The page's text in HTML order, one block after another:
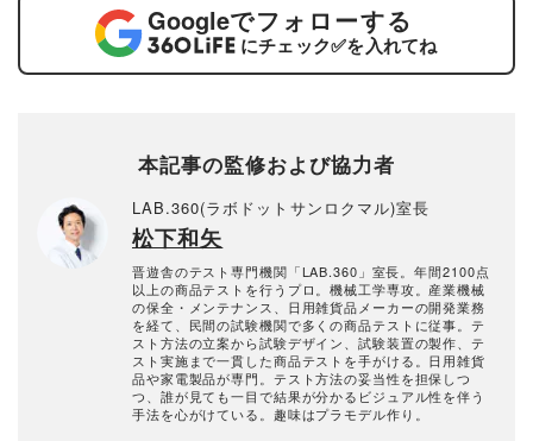
Googleでフォローする
にチェック✅を入れてね
本記事の監修および協力者
LAB.360(ラボドットサンロクマル)室長
松下和矢
晋遊舎のテスト専門機関「LAB.360」室長。年間2100点
以上の商品テストを行うプロ。機械工学専攻。産業機械
の保全・メンテナンス、日用雑貨品メーカーの開発業務
を経て、民間の試験機関で多くの商品テストに従事。テ
スト方法の立案から試験デザイン、試験装置の製作、テ
スト実施まで一貫した商品テストを手がける。日用雑貨
品や家電製品が専門。テスト方法の妥当性を担保しつ
つ、誰が見ても一目で結果が分かるビジュアル性を伴う
手法を心がけている。趣味はプラモデル作り。